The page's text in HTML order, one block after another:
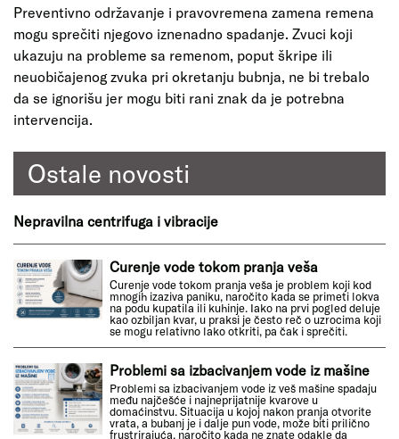
Preventivno održavanje i pravovremena zamena remena
mogu sprečiti njegovo iznenadno spadanje. Zvuci koji
ukazuju na probleme sa remenom, poput škripe ili
neuobičajenog zvuka pri okretanju bubnja, ne bi trebalo
da se ignorišu jer mogu biti rani znak da je potrebna
intervencija.
Ostale novosti
Nepravilna centrifuga i vibracije
Curenje vode tokom pranja veša
Curenje vode tokom pranja veša je problem koji kod
mnogih izaziva paniku, naročito kada se primeti lokva
na podu kupatila ili kuhinje. Iako na prvi pogled deluje
kao ozbiljan kvar, u praksi je često reč o uzrocima koji
se mogu relativno lako otkriti, pa čak i sprečiti.
Problemi sa izbacivanjem vode iz mašine
Problemi sa izbacivanjem vode iz veš mašine spadaju
među najčešće i najneprijatnije kvarove u
domaćinstvu. Situacija u kojoj nakon pranja otvorite
vrata, a bubanj je i dalje pun vode, može biti prilično
frustrirajuća, naročito kada ne znate odakle da